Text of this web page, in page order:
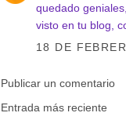
quedado
visto en tu blog,
18 DE
Publicar un comentario
Entrada más reciente